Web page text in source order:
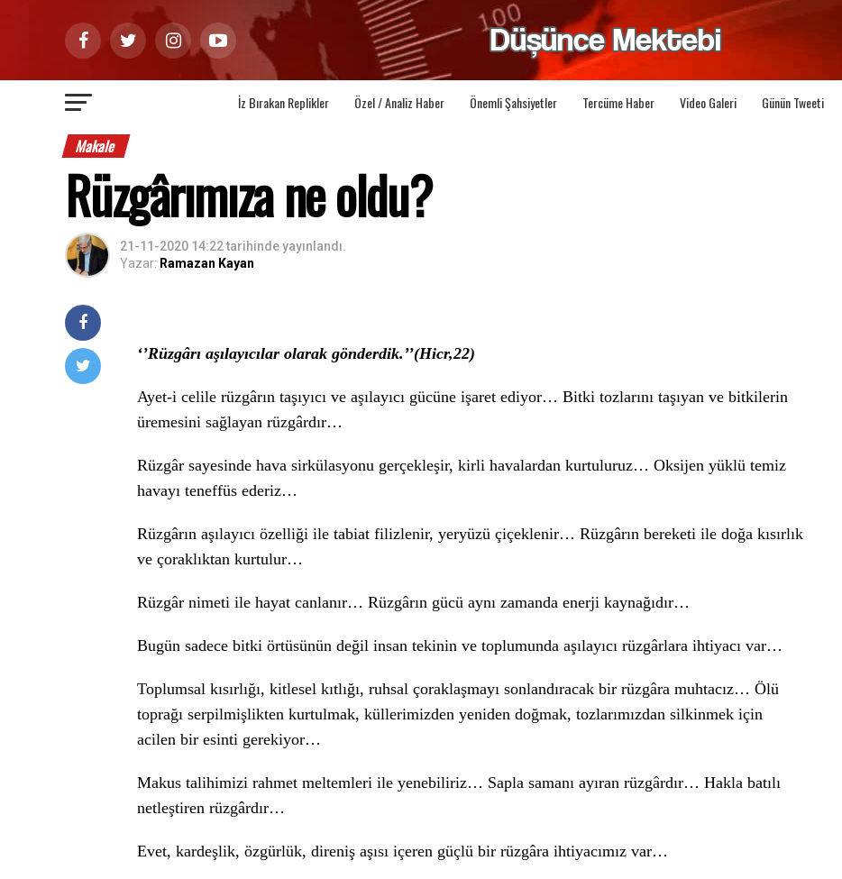
İz Bırakan Replikler Özel / Analiz Haber Önemli Şahsiyetler Tercüme Haber Video Galeri Günün Tweeti
Makale
Rüzgârımıza ne oldu?
21-11-2020 14:22tarihinde yayınlandı.
Yazar: Ramazan Kayan
‘’Rüzgârı aşılayıcılar olarak gönderdik.’’(Hicr,22)
Ayet-i celile rüzgârın taşıyıcı ve aşılayıcı gücüne işaret ediyor… Bitki tozlarını taşıyan ve bitkilerin
üremesini sağlayan rüzgârdır…
Rüzgâr sayesinde hava sirkülasyonu gerçekleşir, kirli havalardan kurtuluruz… Oksijen yüklü temiz
havayı teneffüs ederiz…
Rüzgârın aşılayıcı özelliği ile tabiat filizlenir, yeryüzü çiçeklenir… Rüzgârın bereketi ile doğa kısırlık
ve çoraklıktan kurtulur…
Rüzgâr nimeti ile hayat canlanır… Rüzgârın gücü aynı zamanda enerji kaynağıdır…
Bugün sadece bitki örtüsünün değil insan tekinin ve toplumunda aşılayıcı rüzgârlara ihtiyacı var…
Toplumsal kısırlığı, kitlesel kıtlığı, ruhsal çoraklaşmayı sonlandıracak bir rüzgâra muhtacız… Ölü
toprağı serpilmişlikten kurtulmak, küllerimizden yeniden doğmak, tozlarımızdan silkinmek için
acilen bir esinti gerekiyor…
Makus talihimizi rahmet meltemleri ile yenebiliriz… Sapla samanı ayıran rüzgârdır… Hakla batılı
netleştiren rüzgârdır…
Evet, kardeşlik, özgürlük, direniş aşısı içeren güçlü bir rüzgâra ihtiyacımız var…